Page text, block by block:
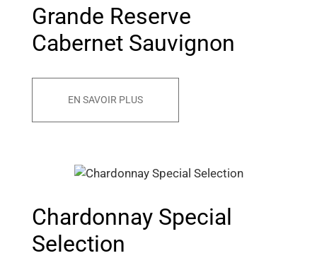
Grande Reserve
Cabernet Sauvignon
EN SAVOIR PLUS
Chardonnay Special
Selection